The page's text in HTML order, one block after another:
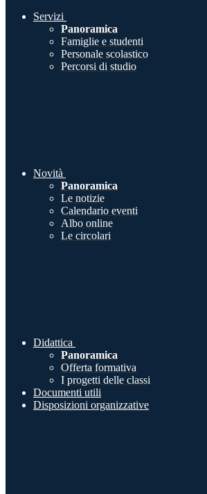
Servizi
Panoramica
Famiglie e studenti
Personale scolastico
Percorsi di studio
Novità
Panoramica
Le notizie
Calendario eventi
Albo online
Le circolari
Didattica
Panoramica
Offerta formativa
I progetti delle classi
Documenti utili
Disposizioni organizzative